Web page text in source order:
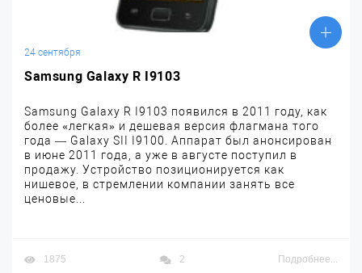
24 сентября
Samsung Galaxy R I9103
Samsung Galaxy R I9103 появился в 2011 году, как
более «легкая» и дешевая версия флагмана того
года — Galaxy SII I9100. Аппарат был анонсирован
в июне 2011 года, а уже в августе поступил в
продажу. Устройство позиционируется как
нишевое, в стремлении компании занять все
ценовые...
1875 2 Подробнее...